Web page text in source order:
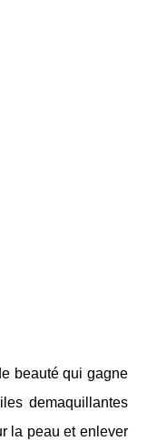
beauté qui gagne
demaquillantes
la peau et enlever